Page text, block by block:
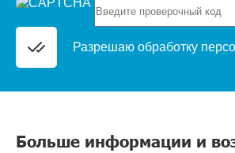
Разрешаю обработку
Больше информации и